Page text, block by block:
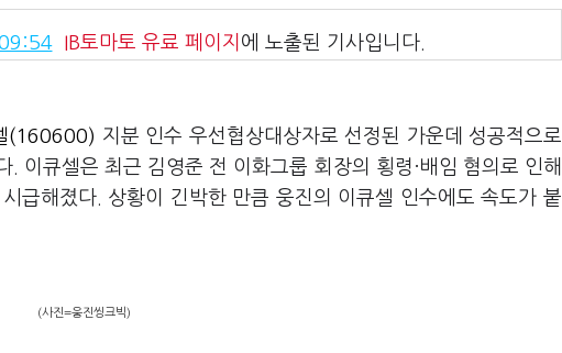
IB토마토 유료 페이지 에 노출된 기사입니다.
(160600) 지분 인수 우선협상대상자로 선정된 가운데 성공적으로
이큐셀은 최근 김영준 전 이화그룹 회장의 횡령·배임 혐의로 인해
급해졌다. 상황이 긴박한 만큼 웅진의 이큐셀 인수에도 속도가 붙
(사진=웅진씽크빅)